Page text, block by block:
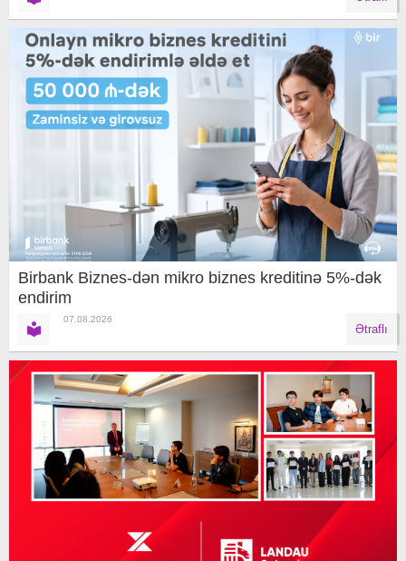
Birbank Biznes-dən mikro biznes kreditinə 5%-dək
endirim
07.08.2026
Ətraflı